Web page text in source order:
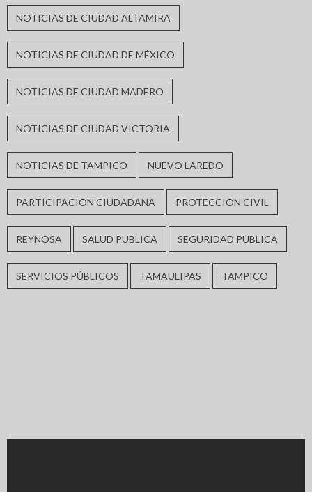
NOTICIAS DE CIUDAD ALTAMIRA
NOTICIAS DE CIUDAD DE MÉXICO
NOTICIAS DE CIUDAD MADERO
NOTICIAS DE CIUDAD VICTORIA
NOTICIAS DE TAMPICO NUEVO LAREDO
PARTICIPACIÓN CIUDADANA PROTECCIÓN CIVIL
REYNOSA SALUD PUBLICA SEGURIDAD PÚBLICA
SERVICIOS PÚBLICOS TAMAULIPAS TAMPICO